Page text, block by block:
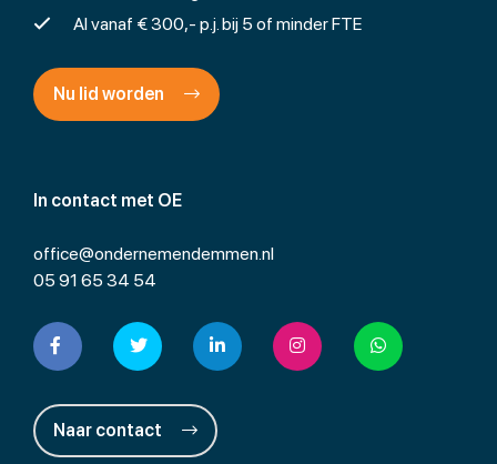
In contact met OE
office@ondernemendemmen.nl
05 91 65 34 54
Naar contact
Al vanaf € 300,- p.j. bij 5 of minder FTE
Nu lid worden